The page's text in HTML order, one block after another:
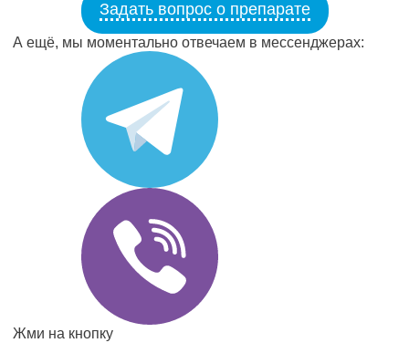
Задать вопрос о препарате
А ещё, мы моментально отвечаем в мессенджерах:
Жми на кнопку